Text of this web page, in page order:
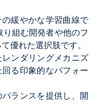
の緩やかな学習曲線で
組む開発者や他のフ
優れた選択肢です。
ンダリングメカニズ
回る印象的なパフォー
ランスを提供し、開